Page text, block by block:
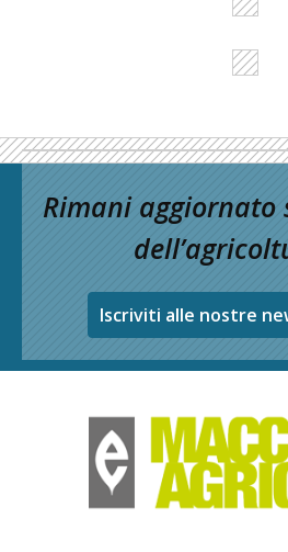
Rimani aggiornato
Iscriviti alle nostre